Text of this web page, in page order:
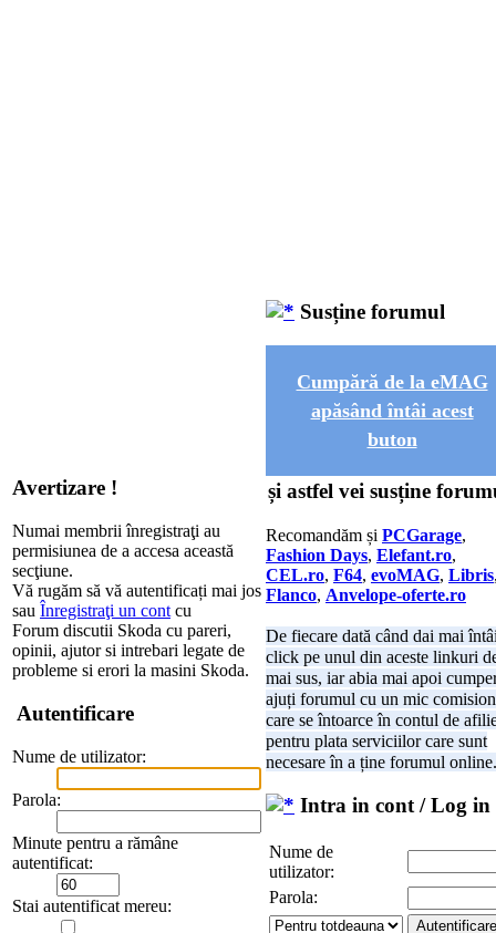
Avertizare !
Numai membrii înregistraţi au
permisiunea de a accesa această
secţiune.
Vă rugăm să vă autentificați mai jos
sau Înregistraţi un cont cu
Forum discutii Skoda cu pareri,
opinii, ajutor si intrebari legate de
probleme si erori la masini Skoda.
Autentificare
Nume de utilizator:
Parola:
Minute pentru a rămâne
autentificat:
Stai autentificat mereu:
Susține forumul
Cumpără de la eMAG
apăsând întâi acest
buton
și astfel vei susține
Recomandăm și PCGarage,
Fashion Days, Elefant.ro,
CEL.ro, F64, evoMAG, Libris
Flanco, Anvelope-oferte.ro
De fiecare dată când dai mai
click pe unul din aceste linkuri
mai sus, iar abia mai apoi
ajuți forumul cu un mic comision
care se întoarce în contul de
pentru plata serviciilor care sunt
necesare în a ține forumul online.
Intra in cont / Log in
Nume de
utilizator:
Parola: